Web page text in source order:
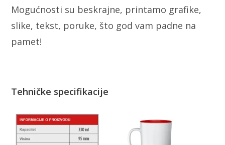
Mogućnosti su beskrajne, printamo grafike,
slike, tekst, poruke, što god vam padne na
pamet!
Tehničke specifikacije